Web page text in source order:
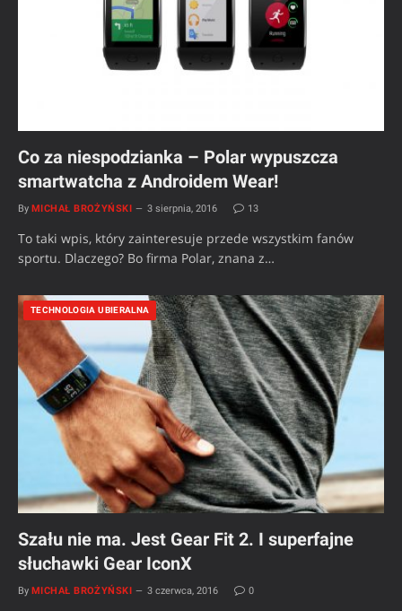
Co za niespodzianka – Polar wypuszcza
smartwatcha z Androidem Wear!
By MICHAŁ BROŻYŃSKI 3 sierpnia, 2016 13
To taki wpis, który zainteresuje przede wszystkim fanów
sportu. Dlaczego? Bo firma Polar, znana z…
TECHNOLOGIA UBIERALNA
Szału nie ma. Jest Gear Fit 2. I superfajne
słuchawki Gear IconX
By MICHAŁ BROŻYŃSKI 3 czerwca, 2016 0